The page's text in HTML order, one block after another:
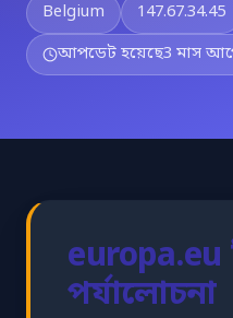
Belgium 147.67.34.45
আপডেট হয়েছে3 মাস
europa.eu
পর্যালোচনা